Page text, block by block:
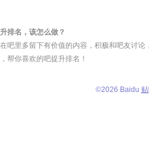
排名，该怎么做？
吧里多留下有价值的内容，积极和吧友讨
帮你喜欢的吧提升排名！
©2026 Baidu